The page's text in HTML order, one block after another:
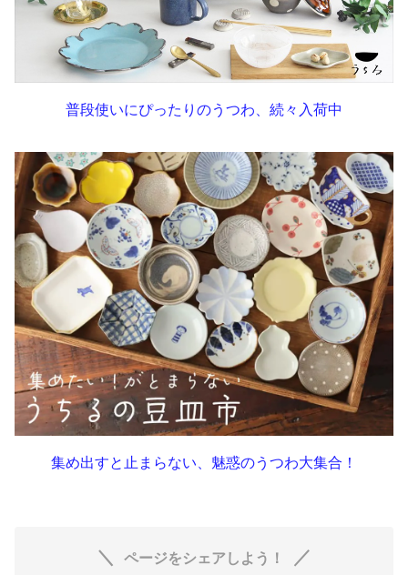
普段使いにぴったりのうつわ、続々入荷中
集め出すと止まらない、魅惑のうつわ大集合！
ページをシェアしよう！